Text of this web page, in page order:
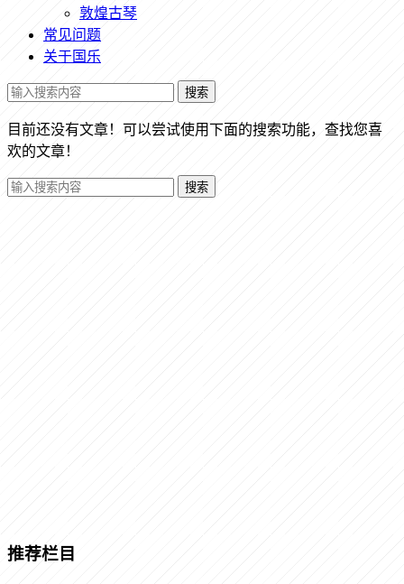
敦煌古琴
常见问题
关于国乐
搜索
目前还没有文章！可以尝试使用下面的搜索功能，查找您喜
欢的文章！
搜索
推荐栏目